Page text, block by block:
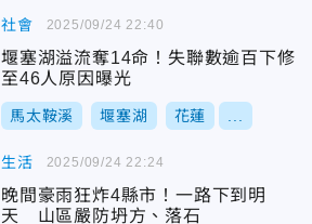
社會
堰塞湖溢流奪14命！失聯數逾百下修
至46人原因曝光
馬太鞍溪 堰塞湖 花蓮
2025/09/24 22:40
生活
晚間豪雨狂炸4縣市！一路下到明
天 山區嚴防坍方、落石
2025/09/24 22:24